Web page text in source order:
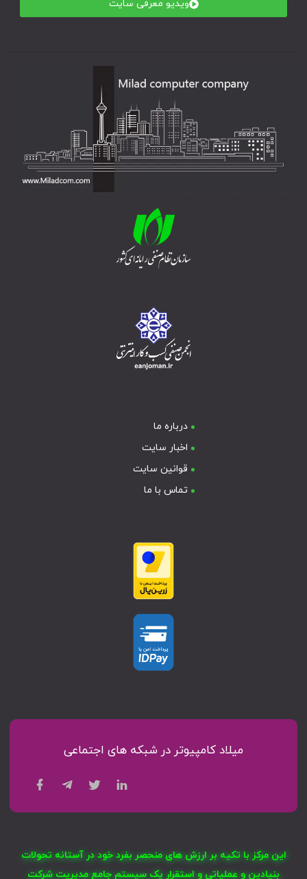
ویدیو معرفی سایت
درباره ما
اخبار سایت
قوانین سایت
تماس با ما
میلاد کامپیوتر در شبکه های اجتماعی
این مرکز با تکیه بر ارزش های منحصر بفرد خود در آستانه تحولات
بنیادین و عملیاتی و استقرار یک سیستم جامع مدیریت شرکت